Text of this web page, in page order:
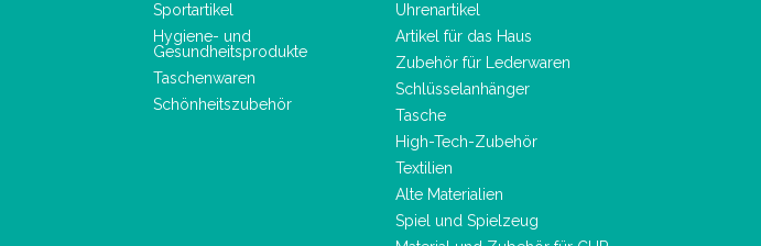
Sportartikel
Hygiene- und
Gesundheitsprodukte
Taschenwaren
Schönheitszubehör
Uhrenartikel
Artikel für das Haus
Zubehör für Lederwaren
Schlüsselanhänger
Tasche
High-Tech-Zubehör
Textilien
Alte Materialien
Spiel und Spielzeug